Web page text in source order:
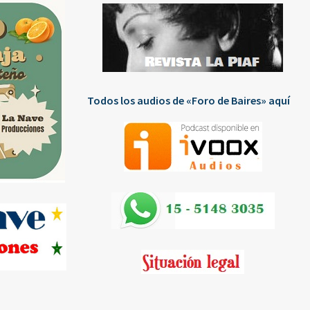
Todos los audios de «Foro de Baires» aquí